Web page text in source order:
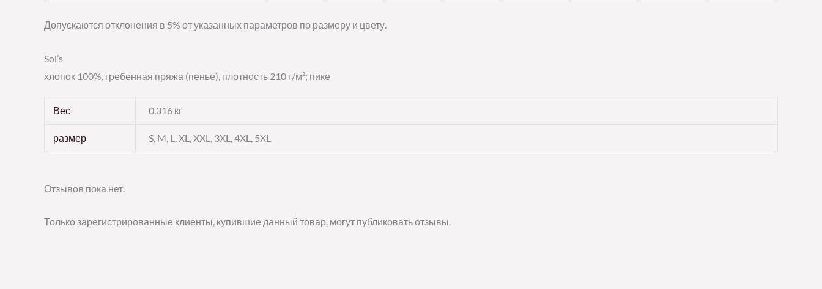
Допускаются отклонения в 5% от указанных параметров по размеру и цвету.
Sol’s
хлопок 100%, гребенная пряжа (пенье), плотность 210 г/м²; пике
Вес 0,316 кг
размер S, M, L, XL, XXL, 3XL, 4XL, 5XL
Отзывов пока нет.
Только зарегистрированные клиенты, купившие данный товар, могут публиковать отзывы.